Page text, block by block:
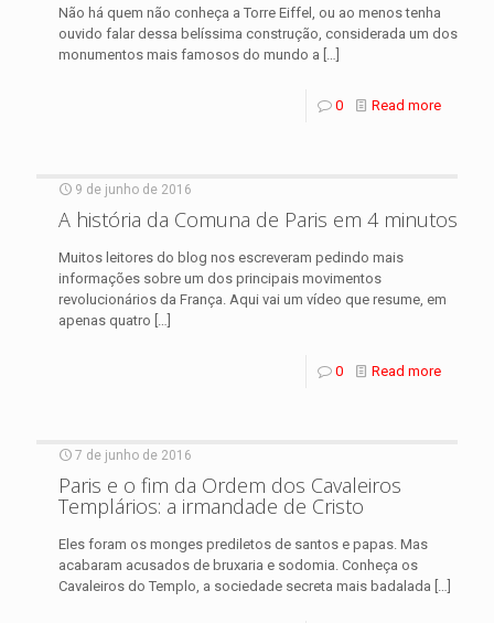
Não há quem não conheça a Torre Eiffel, ou ao menos tenha
ouvido falar dessa belíssima construção, considerada um dos
monumentos mais famosos do mundo a […]
0 Read more
9 de junho de 2016
A história da Comuna de Paris em 4 minutos
Muitos leitores do blog nos escreveram pedindo mais
informações sobre um dos principais movimentos
revolucionários da França. Aqui vai um vídeo que resume, em
apenas quatro […]
0 Read more
7 de junho de 2016
Paris e o fim da Ordem dos Cavaleiros
Templários: a irmandade de Cristo
Eles foram os monges prediletos de santos e papas. Mas
acabaram acusados de bruxaria e sodomia. Conheça os
Cavaleiros do Templo, a sociedade secreta mais badalada […]